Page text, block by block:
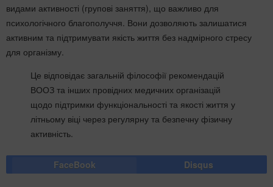
видами активності (групові заняття), що важливо для
психологічного благополуччя. Вони дозволяють залишатися
активним та підтримувати якість життя без надмірного стресу
для організму.
Це відповідає загальній філософії рекомендацій
ВООЗ та інших провідних медичних організацій
щодо підтримки функціональності та якості життя у
літньому віці через регулярну та безпечну фізичну
активність.
FaceBook Disqus